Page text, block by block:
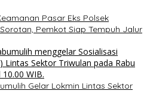
Pasar Eks Polsek
Pemkot Siap Tempuh Jalur
Gelar Lokmin Lintas Sektor